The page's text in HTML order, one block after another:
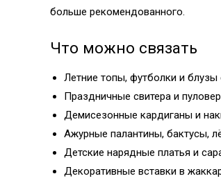
больше рекомендованного.
Что можно связать
Летние топы, футболки и
Праздничные свитера и
Демисезонные кардиганы и
Ажурные палантины, бактусы,
Детские нарядные платья и
Декоративные вставки в